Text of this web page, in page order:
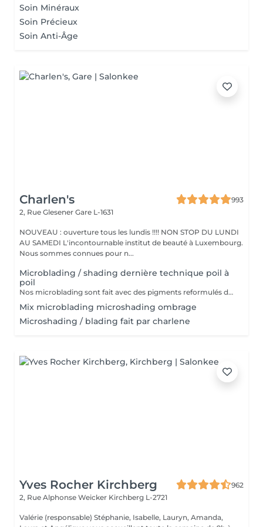
Soin Minéraux
Soin Précieux
Soin Anti-Âge
Charlen's
993
2, Rue Glesener Gare L-1631
NOUVEAU : ouverture tous les lundis !!!! NON STOP DU LUNDI
AU SAMEDI L'incontournable institut de beauté à Luxembourg.
Nous sommes connues pour n...
Microblading / shading dernière technique poil à
poil
Nos microblading sont fait avec des pigments reformulés depuis la loi du 4 janvier 2022 faites nous confiance nous travaillons avec les meilleures marques sur le marché ne vous inquiétez pas pour la couleur et technique on regardera ensemble sur place :) l'épilation au fil est incluse
Mix microblading microshading ombrage
Microshading / blading fait par charlene
Yves Rocher Kirchberg
962
2, Rue Alphonse Weicker Kirchberg L-2721
Valérie (responsable) Stéphanie, Isabelle, Lauryn, Amanda,